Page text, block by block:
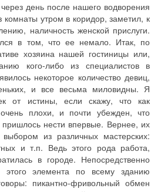
день после нашего водворения
комнаты утром в коридор, заметил, к
наличность женской прислуги.
в том, что ее немало. Итак, по
хозяина нашей гостиницы или,
кого-либо из специалистов в
некоторое количество девиц,
и все весьма миловидны. Я
от истины, если скажу, что как
плохи, и почти убежден, что
нести впервые. Вернее, их
из различных мастерских:
и т.п. Ведь этого рода работа,
в городе. Непосредственно
этого элемента по всему зданию
пикантно-фривольный обмен